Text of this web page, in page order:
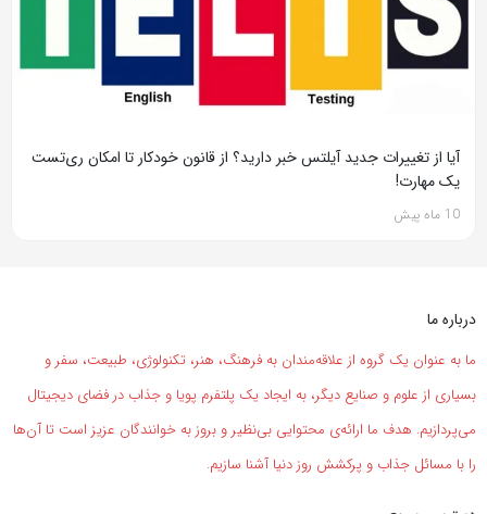
آیا از تغییرات جدید آیلتس خبر دارید؟ از قانون خودکار تا امکان ری‌تست
یک مهارت!
10 ماه پیش
درباره ما
ما به عنوان یک گروه از علاقه‌مندان به فرهنگ، هنر، تکنولوژی، طبیعت، سفر و
بسیاری از علوم و صنایع دیگر، به ایجاد یک پلتفرم پویا و جذاب در فضای دیجیتال
می‌پردازیم. هدف ما ارائه‌ی محتوایی بی‌نظیر و بروز به خوانندگان عزیز است تا آن‌ها
را با مسائل جذاب و پرکشش روز دنیا آشنا سازیم.